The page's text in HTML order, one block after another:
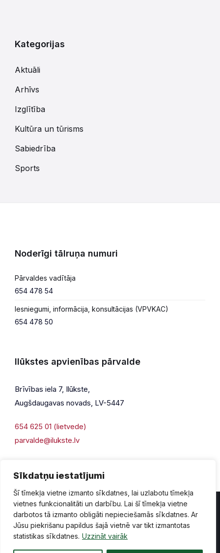
Sīkdatņu iestatījumi
Šī tīmekļa vietne izmanto sīkdatnes, lai uzlabotu tīmekļa
vietnes funkcionalitāti un darbību. Lai šī tīmekļa vietne
darbotos tā izmanto obligāti nepieciešamās sīkdatnes. Ar
Jūsu piekrišanu papildus šajā vietnē var tikt izmantotas
statistikas sīkdatnes. Uzzināt vairāk
Kategorijas
Aktuāli
Arhīvs
Izglītība
Kultūra un tūrisms
Sabiedrība
Sports
Noderīgi tālruņa numuri
Pārvaldes vadītāja
654 478 54
Iesniegumi, informācija, konsultācijas (VPVKAC)
654 478 50
Ilūkstes apvienības pārvalde
Brīvības iela 7, Ilūkste,
Augšdaugavas novads, LV-5447
654 625 01 (lietvede)
parvalde@ilukste.lv
Privātuma politika Piekļūstamība
Lapas karte